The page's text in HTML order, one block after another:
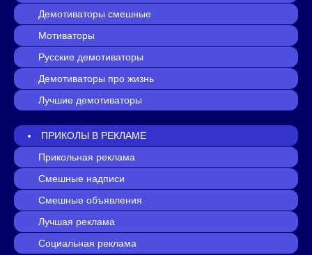
Демотиваторы смешные
Мотиваторы
Русские демотиваторы
Демотиваторы про жизнь
Лучшие демотиваторы
ПРИКОЛЫ В РЕКЛАМЕ
Прикольная реклама
Смешные надписи
Смешные объявления
Лучшая реклама
Социальная реклама